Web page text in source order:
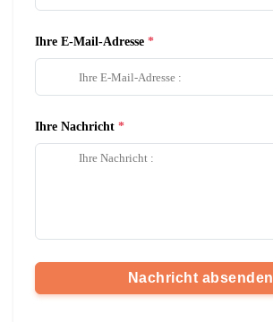
Ihre E-Mail-Adresse
Ihre Nachricht
Nachricht absenden